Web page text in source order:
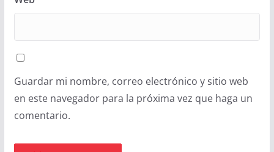
Guardar mi nombre, correo electrónico y sitio web
en este navegador para la próxima vez que haga un
comentario.